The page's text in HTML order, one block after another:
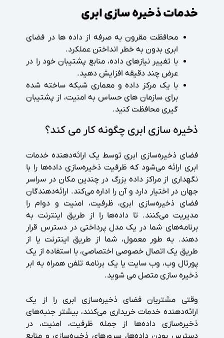
خدمات ذخیره سازی ابری
محافظت مقرون به صرفه از داده ها در فضای
ابری بدون به خطر انداختن عملکرد.
با تغییر نیازهای داده، منابع پشتیبان خود را در
عرض چند دقیقه افزایش دهید.
با یک مرکز داده و معماری شبکه ساخته شده
برای سازمان های حساس به امنیت، از پشتیبان
گیری محافظت کنید.
ذخیره سازی ابری چگونه کار می کند؟
فضای ذخیره‌سازی ابری توسط یک ارائه‌دهنده خدمات
ابری ارائه می‌شود که ظرفیت ذخیره‌سازی داده‌ها را با
نگهداری از مراکز داده بزرگ در چندین مکان در سراسر
جهان در اختیار دارد و آن را اداره می‌کند. ارائه‌دهندگان
فضای ذخیره‌سازی ابری، ظرفیت، امنیت و دوام را
مدیریت می‌کنند. تا داده‌ها را از طریق اینترنت به
برنامه‌های شما در یک مدل پرداختی در دسترس قرار
دهند. به طور معمول، شما از طریق اینترنت یا از
طریق یک اتصال خصوصی اختصاصی، با استفاده از یک
پورتال وب، وب سایت یا یک برنامه تلفن همراه به ابر
ذخیره سازی متصل می شوید.
وقتی مشتریان فضای ذخیره‌سازی ابری را از یک
ارائه‌دهنده خدمات خریداری می‌کنند، بیشتر جنبه‌های
ذخیره‌سازی داده‌ها از جمله ظرفیت، امنیت، در